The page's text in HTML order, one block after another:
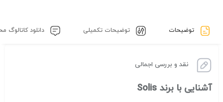
توضیحات توضیحات تکمیلی دانلود کاتالوگ
نقد و بررسی اجمالی
آشنایی با برند Solis